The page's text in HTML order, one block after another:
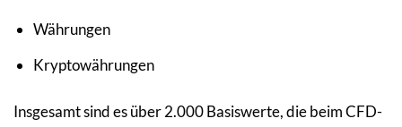
Währungen
Kryptowährungen
Insgesamt sind es über 2.000 Basiswerte, die beim CFD-